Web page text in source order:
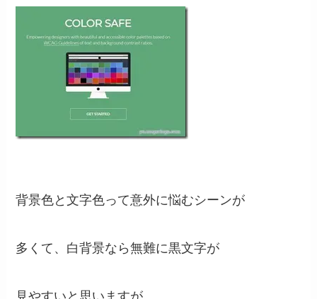
背景色と文字色って意外に悩むシーンが
多くて、白背景なら無難に黒文字が
見やすいと思いますが、